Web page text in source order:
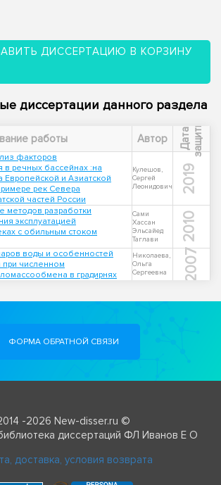
ДИССЕРТАЦИЮ В КОРЗИНУ
диссертации данного раздела
работы Автор Д
а
т
а
з
а
щ
и
т ы
факторов
в речных бассейнах :на
Европейской и Азиатской
рек Севера
частей России
Кулешов,
Сергей
Леонидович
2019
методов разработки
эксплуатацией
с обильным стоком
Сами
Хассан
Эльсайед
Таглави
2010
воды и особенностей
численном
в градирнях
Николаева,
Ольга
Сергеевна
2007
ФОРМА ОБРАТНОЙ СВЯЗИ
-2026 New-disser.ru ©
диссертаций ФЛ Иванов Е О
доставка, условия возврата